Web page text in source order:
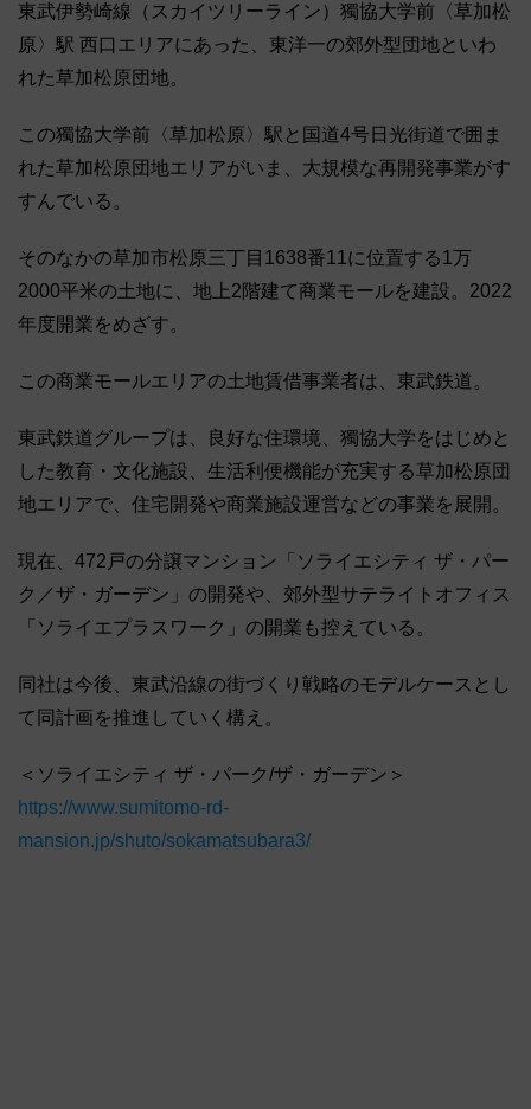
東武伊勢崎線（スカイツリーライン）獨協大学前〈草加松
原〉駅 西口エリアにあった、東洋一の郊外型団地といわ
れた草加松原団地。
この獨協大学前〈草加松原〉駅と国道4号日光街道で囲ま
れた草加松原団地エリアがいま、大規模な再開発事業がす
すんでいる。
そのなかの草加市松原三丁目1638番11に位置する1万
2000平米の土地に、地上2階建て商業モールを建設。2022
年度開業をめざす。
この商業モールエリアの土地賃借事業者は、東武鉄道。
東武鉄道グループは、良好な住環境、獨協大学をはじめと
した教育・文化施設、生活利便機能が充実する草加松原団
地エリアで、住宅開発や商業施設運営などの事業を展開。
現在、472戸の分譲マンション「ソライエシティ ザ・パー
ク／ザ・ガーデン」の開発や、郊外型サテライトオフィス
「ソライエプラスワーク」の開業も控えている。
同社は今後、東武沿線の街づくり戦略のモデルケースとし
て同計画を推進していく構え。
＜ソライエシティ ザ・パーク/ザ・ガーデン＞
https://www.sumitomo-rd-
mansion.jp/shuto/sokamatsubara3/